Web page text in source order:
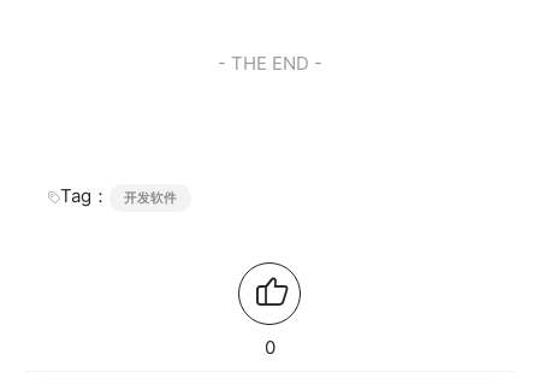
- THE END -
Tag： 开发软件
0